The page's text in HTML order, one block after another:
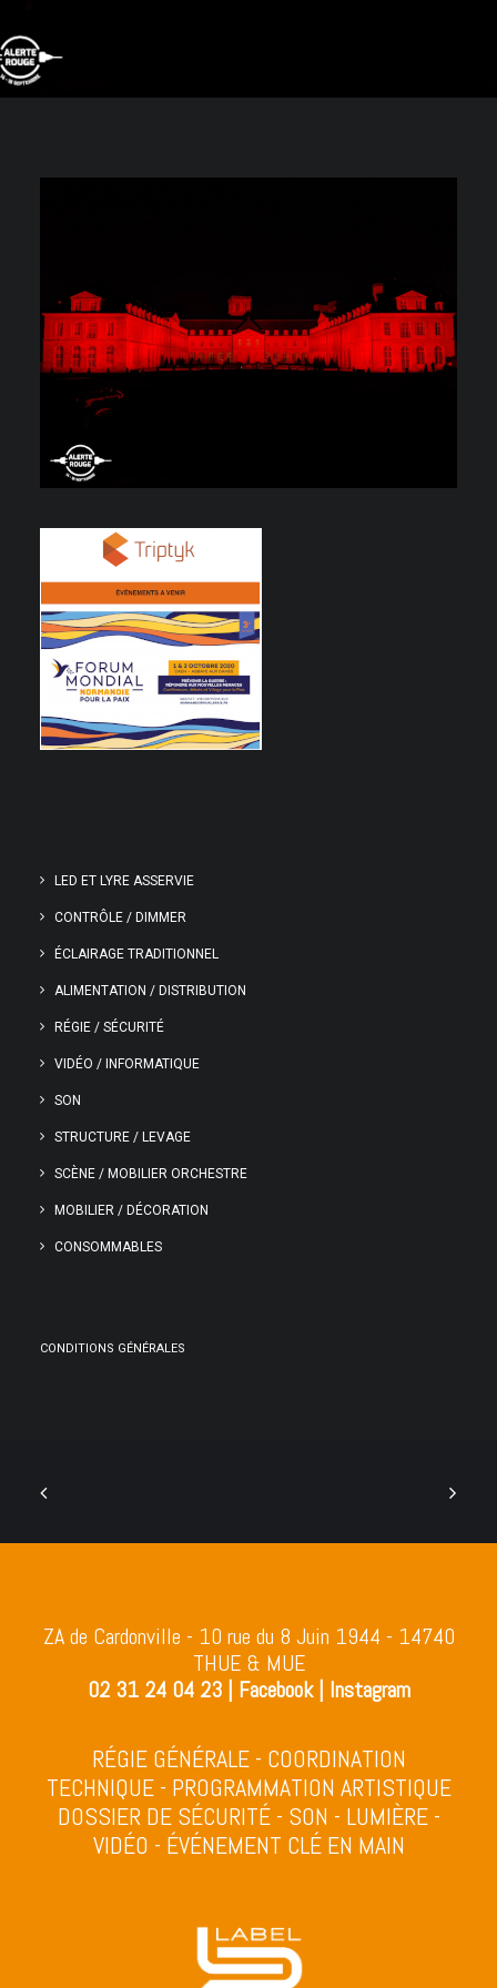
LED ET LYRE ASSERVIE
CONTRÔLE / DIMMER
ÉCLAIRAGE TRADITIONNEL
ALIMENTATION / DISTRIBUTION
RÉGIE / SÉCURITÉ
VIDÉO / INFORMATIQUE
SON
STRUCTURE / LEVAGE
SCÈNE / MOBILIER ORCHESTRE
MOBILIER / DÉCORATION
CONSOMMABLES
CONDITIONS GÉNÉRALES
ZA de Cardonville - 10 rue du 8 Juin 1944 - 14740
THUE & MUE
02 31 24 04 23| Facebook| Instagram
RÉGIE GÉNÉRALE - COORDINATION
TECHNIQUE - PROGRAMMATION ARTISTIQUE
DOSSIER DE SÉCURITÉ - SON - LUMIÈRE -
VIDÉO - ÉVÉNEMENT CLÉ EN MAIN